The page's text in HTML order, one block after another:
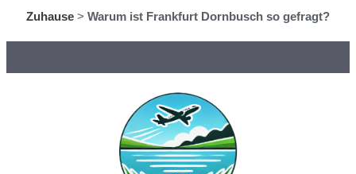
Zuhause > Warum ist Frankfurt Dornbusch so gefragt?